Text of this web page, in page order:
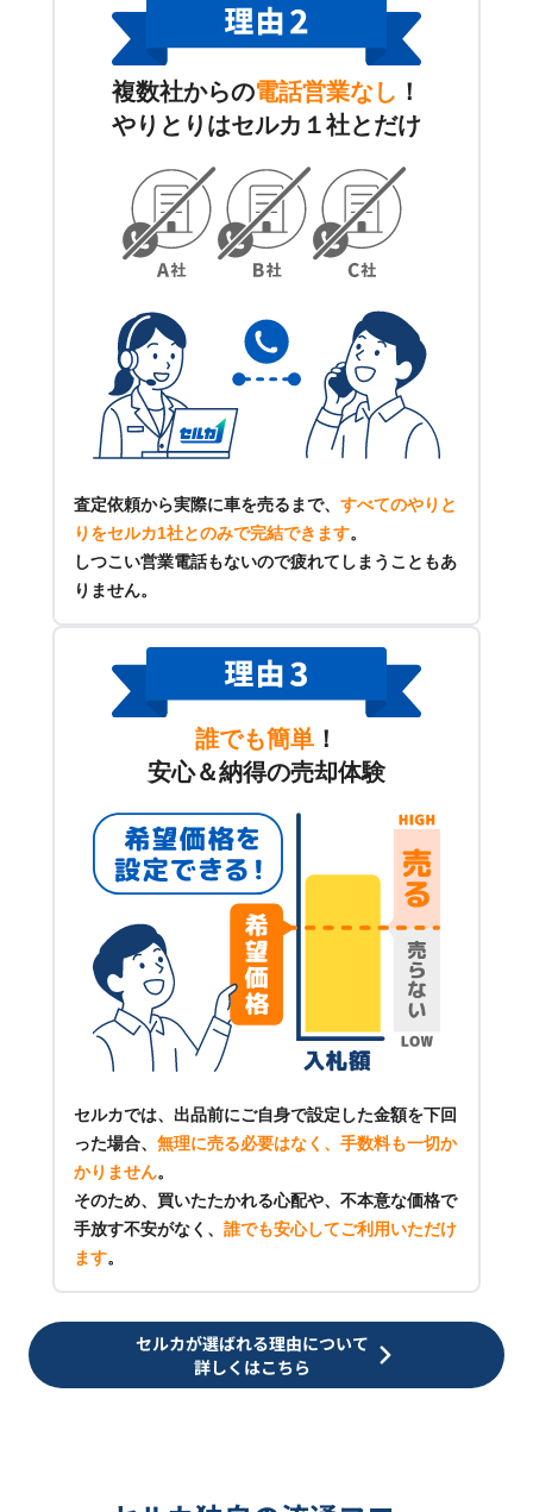
複数社からの電話営業なし ！
やりとりはセルカ１社とだけ
査定依頼から実際に車を売るまで、 すべてのやりと
りをセルカ1社とのみで完結できます。
しつこい営業電話もないので疲れてしまうこともあ
りません。
誰でも簡単 ！
安心＆納得の売却体験
セルカでは、出品前にご自身で設定した金額を下回
った場合、 無理に売る必要はなく、手数料も一切か
かりません。
そのため、買いたたかれる心配や、不本意な価格で
手放す不安がなく、 誰でも安心してご利用いただけ
ます。
セルカが選ばれる理由について
詳しくはこちら